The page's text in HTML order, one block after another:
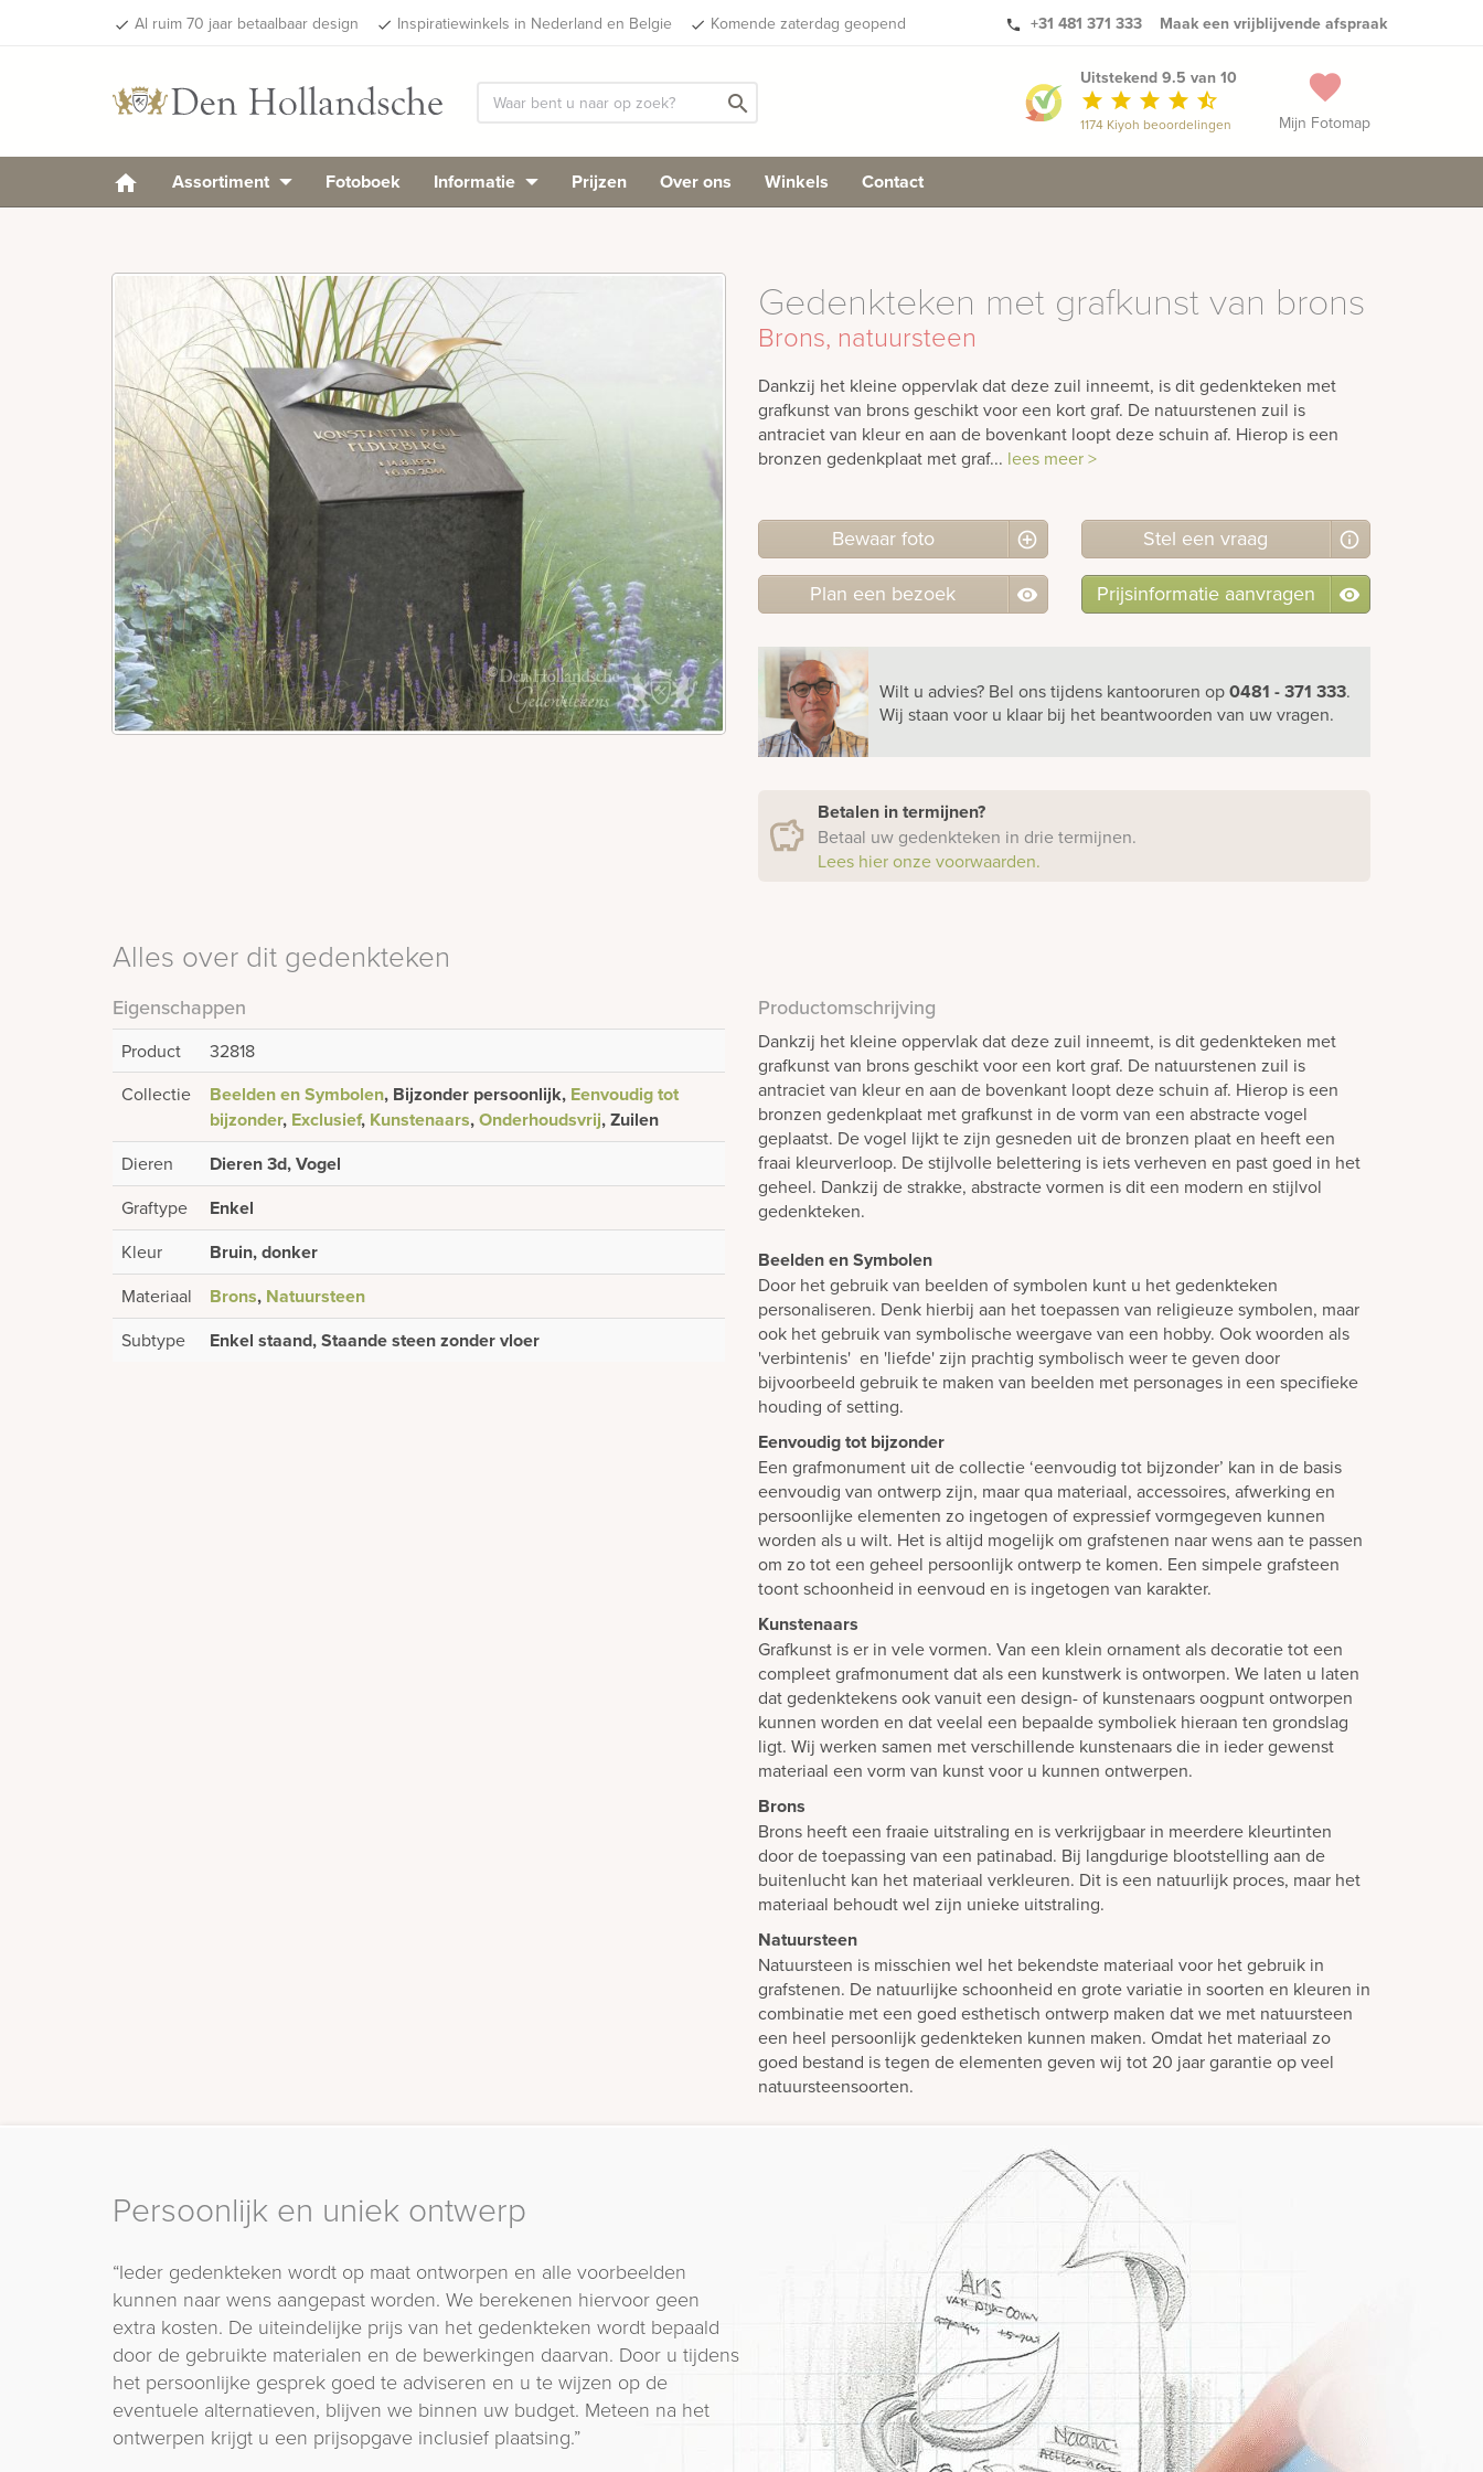
done Al ruim 70 jaar betaalbaar design done Inspiratiewinkels in Nederland en Belgie done Komende zaterdag geopend phone +31 481 371 333 Maak een vrijblijvende afspraak
search favorite
Mijn Fotomap
Uitstekend 9.5 van 10
star star star star star_half
1174 Kiyoh beoordelingen
Assortiment Fotoboek Informatie Prijzen Over ons Winkels Contact
Gedenkteken met grafkunst van brons
Brons, natuursteen
Dankzij het kleine oppervlak dat deze zuil inneemt, is dit gedenkteken met
grafkunst van brons geschikt voor een kort graf. De natuurstenen zuil is
antraciet van kleur en aan de bovenkant loopt deze schuin af. Hierop is een
bronzen gedenkplaat met graf... lees meer >
Bewaar foto Stel een vraag
Plan een bezoek Prijsinformatie aanvragen
Wilt u advies? Bel onstijdens kantooruren op0481 - 371 333.
Wij staan voor u klaar bij het beantwoorden van uw vragen.
Betalen in termijnen?
Betaal uw gedenkteken in drie termijnen.
Lees hier onze voorwaarden.
Alles over dit gedenkteken
Eigenschappen
Product
32818
Collectie
Beelden en Symbolen, Bijzonder persoonlijk, Eenvoudig tot
bijzonder, Exclusief, Kunstenaars,Onderhoudsvrij, Zuilen
Dieren Dieren 3d, Vogel
Graftype Enkel
Kleur Bruin, donker
Materiaal Brons, Natuursteen
Subtype Enkel staand, Staande steen zonder vloer
Productomschrijving
Dankzij het kleine oppervlak dat deze zuil inneemt, is dit gedenkteken met
grafkunst van brons geschikt voor een kort graf. De natuurstenen zuil is
antraciet van kleur en aan de bovenkant loopt deze schuin af. Hierop is een
bronzen gedenkplaat met grafkunst in de vorm van een abstracte vogel
geplaatst. De vogel lijkt te zijn gesneden uit de bronzen plaat en heeft een
fraai kleurverloop. De stijlvolle belettering is iets verheven en past goed in het
geheel. Dankzij de strakke, abstracte vormen is dit een modern en stijlvol
gedenkteken.
Beelden en Symbolen
Door het gebruik van beelden of symbolen kunt u het gedenkteken
personaliseren. Denk hierbij aan het toepassen van religieuze symbolen, maar
ook het gebruik van symbolische weergave van een hobby. Ook woorden als
'verbintenis' en 'liefde' zijn prachtig symbolisch weer te geven door
bijvoorbeeld gebruik te maken van beelden met personages in een specifieke
houding of setting.
Eenvoudig tot bijzonder
Een grafmonument uit de collectie ‘eenvoudig tot bijzonder’ kan in de basis
eenvoudig van ontwerp zijn, maar qua materiaal, accessoires, afwerking en
persoonlijke elementen zo ingetogen of expressief vormgegeven kunnen
worden als u wilt. Het is altijd mogelijk om grafstenen naar wens aan te passen
om zo tot een geheel persoonlijk ontwerp te komen. Een simpele grafsteen
toont schoonheid in eenvoud en is ingetogen van karakter.
Kunstenaars
Grafkunst is er in vele vormen. Van een klein ornament als decoratie tot een
compleet grafmonument dat als een kunstwerk is ontworpen. We laten u laten
dat gedenktekens ook vanuit een design- of kunstenaars oogpunt ontworpen
kunnen worden en dat veelal een bepaalde symboliek hieraan ten grondslag
ligt. Wij werken samen met verschillende kunstenaars die in ieder gewenst
materiaal een vorm van kunst voor u kunnen ontwerpen.
Brons
Brons heeft een fraaie uitstraling en is verkrijgbaar in meerdere kleurtinten
door de toepassing van een patinabad. Bij langdurige blootstelling aan de
buitenlucht kan het materiaal verkleuren. Dit is een natuurlijk proces, maar het
materiaal behoudt wel zijn unieke uitstraling.
Natuursteen
Natuursteen is misschien wel het bekendste materiaal voor het gebruik in
grafstenen. De natuurlijke schoonheid en grote variatie in soorten en kleuren in
combinatie met een goed esthetisch ontwerp maken dat we met natuursteen
een heel persoonlijk gedenkteken kunnen maken. Omdat het materiaal zo
goed bestand is tegen de elementen geven wij tot 20 jaar garantie op veel
natuursteensoorten.
Persoonlijk en uniek ontwerp
“Ieder gedenkteken wordt op maat ontworpen en alle voorbeelden
kunnen naar wens aangepast worden. We berekenen hiervoor geen
extra kosten. De uiteindelijke prijs van het gedenkteken wordt bepaald
door de gebruikte materialen en de bewerkingen daarvan. Door u tijdens
het persoonlijke gesprek goed te adviseren en u te wijzen op de
eventuele alternatieven, blijven we binnen uw budget. Meteen na het
ontwerpen krijgt u een prijsopgave inclusief plaatsing.”